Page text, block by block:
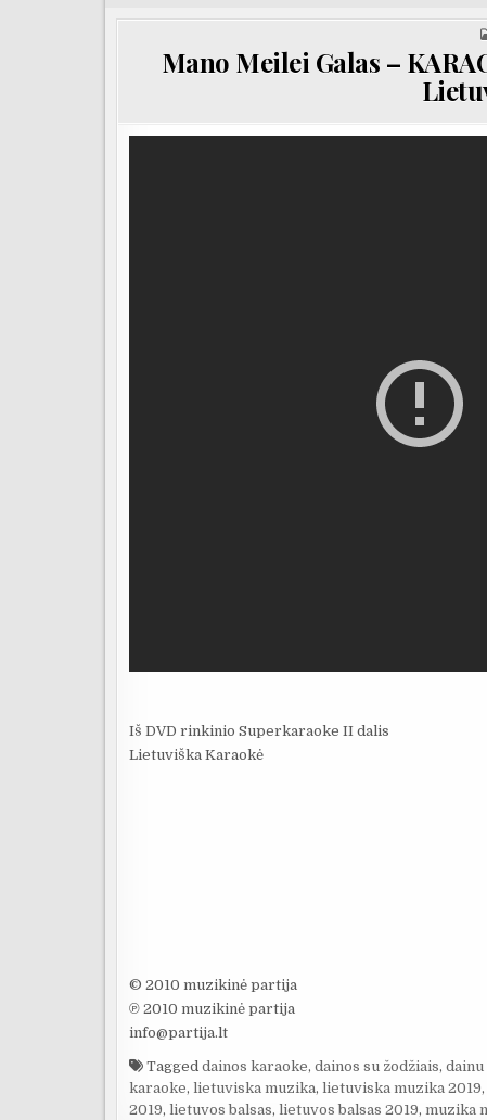
Mano Meilei Galas –
Iš DVD rinkinio Superkaraoke II dalis
Lietuviška Karaokė
© 2010 muzikinė partija
℗ 2010 muzikinė partija
info@partija.lt
Tagged dainos karaoke, dainos su žodžiais,
karaoke, lietuviska muzika, lietuviska muzika 2019,
2019, lietuvos balsas, lietuvos balsas 2019, muzika